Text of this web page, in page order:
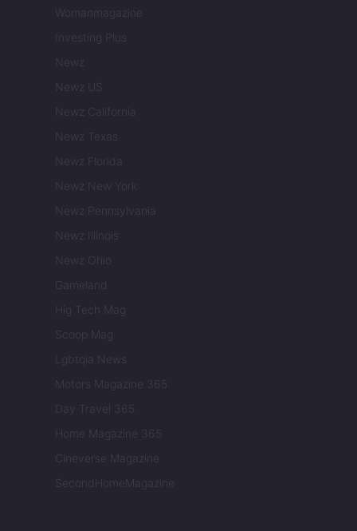
Womanmagazine
Investing Plus
Newz
Newz US
Newz California
Newz Texas
Newz Florida
Newz New York
Newz Pennsylvania
Newz Illinois
Newz Ohio
Gameland
Hig Tech Mag
Scoop Mag
Lgbtqia News
Motors Magazine 365
Day Travel 365
Home Magazine 365
Cineverse Magazine
SecondHomeMagazine